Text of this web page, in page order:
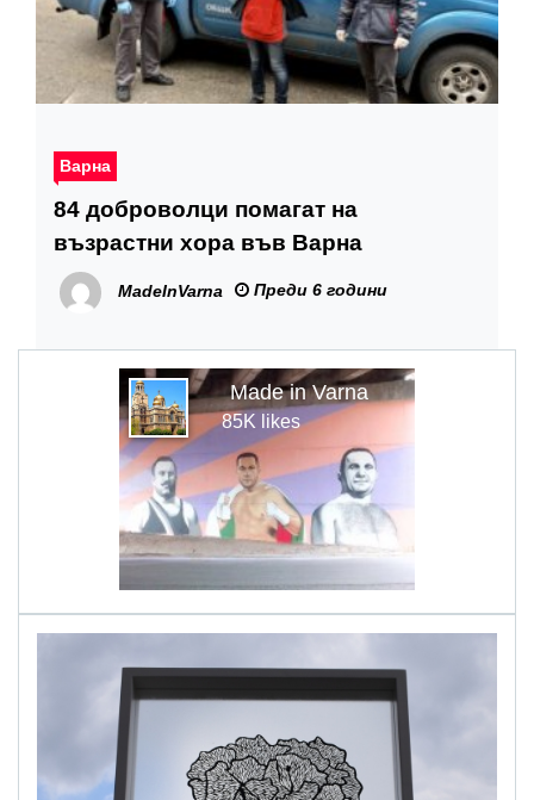
Варна
84 доброволци помагат на
възрастни хора във Варна
MadeInVarna Преди 6 години
Made in Varna
85K likes